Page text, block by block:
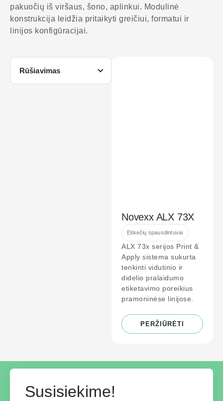
pakuočių iš viršaus, šono, aplinkui. Modulinė
konstrukcija leidžia pritaikyti greičiui, formatui ir
linijos konfigūracijai.
Novexx ALX 73X
Etikečių spausdintuvai
ALX 73x serijos Print &
Apply sistema sukurta
tenkinti vidutinio ir
didelio pralaidumo
etiketavimo poreikius
pramoninėse linijose.
PERŽIŪRĖTI
Rūšiavimas
Susisiekime!